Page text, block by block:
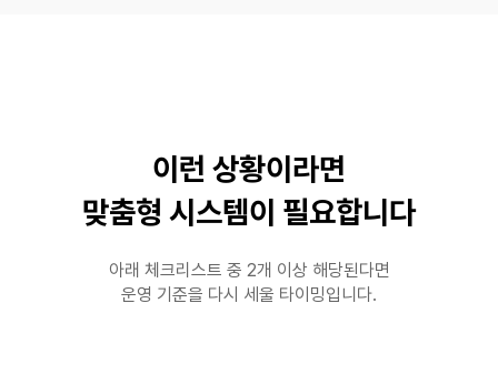
이런 상황이라면
맞춤형 시스템이 필요합니다
아래 체크리스트 중 2개 이상 해당된다면
운영 기준을 다시 세울 타이밍입니다.